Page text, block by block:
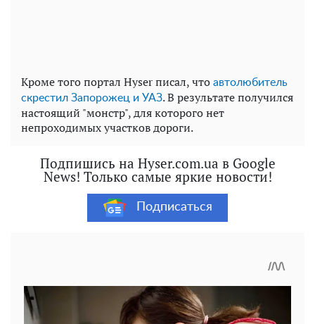
Кроме того портал Hyser писал, что автолюбитель
скрестил Запорожец и УАЗ. В результате получился
настоящий "монстр", для которого нет
непроходимых участков дороги.
Подпишись на Hyser.com.ua в Google
News! Только самые яркие новости!
Подписаться